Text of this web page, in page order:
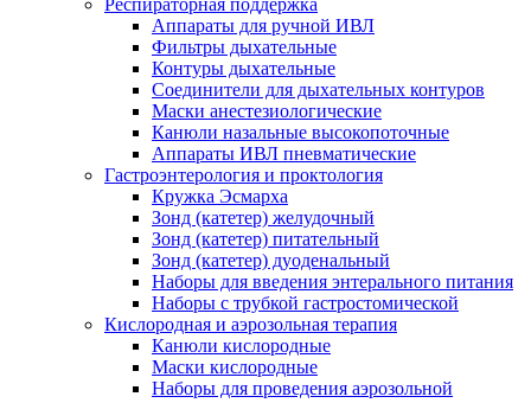
Респираторная поддержка
Аппараты для ручной ИВЛ
Фильтры дыхательные
Контуры дыхательные
Соединители для дыхательных контуров
Маски анестезиологические
Канюли назальные высокопоточные
Аппараты ИВЛ пневматические
Гастроэнтерология и проктология
Кружка Эсмарха
Зонд (катетер) желудочный
Зонд (катетер) питательный
Зонд (катетер) дуоденальный
Наборы для введения энтерального питания
Наборы с трубкой гастростомической
Кислородная и аэрозольная терапия
Канюли кислородные
Маски кислородные
Наборы для проведения аэрозольной